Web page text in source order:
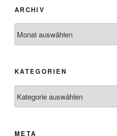
ARCHIV
KATEGORIEN
META